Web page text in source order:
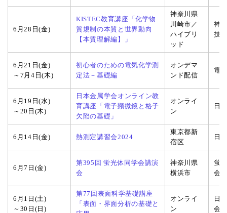
6月28日(金)
KISTEC教育講座「化学物
質規制の本質と世界動向
【本質理解編】」
神奈川県
川崎市／
ハイブリ
ッド
神
技
6月21日(金)
～7月4日(木)
初心者のための電気化学測
定法－基礎編
オンデマ
ンド配信
電
6月19日(水)
～20日(木)
日本金属学会オンライン教
育講座「電子顕微鏡と格子
欠陥の基礎」
オンライ
ン
日
6月14日(金) 熱測定講習会2024
東京都新
宿区
日
6月7日(金)
第395回 蛍光体同学会講演
会
神奈川県
横浜市
蛍
会
6月1日(土)
～30日(日)
第77回表面科学基礎講座
「表面・界面分析の基礎と
オンライ
ン
日
会